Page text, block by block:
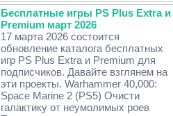
Бесплатные игры PS Plus Extra и
Premium март 2026
17 марта 2026 состоится
обновление каталога бесплатных
игр PS Plus Extra и Premium для
подписчиков. Давайте взглянем на
эти проекты. Warhammer 40,000:
Space Marine 2 (PS5) Очисти
галактику от неумолимых роев